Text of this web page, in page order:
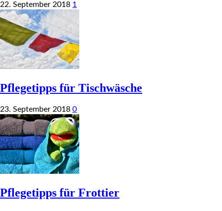
22. September 2018 1
Pflegetipps für Tischwäsche
23. September 2018 0
Pflegetipps für Frottier